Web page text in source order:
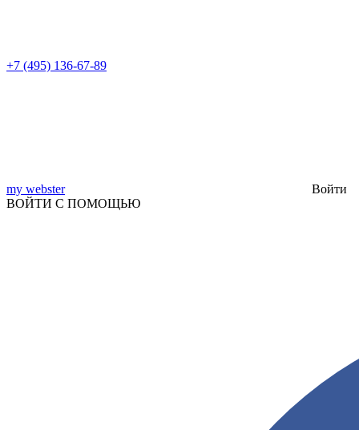
+7 (495) 136-67-89
my webster
Войти
ВОЙТИ С ПОМОЩЬЮ